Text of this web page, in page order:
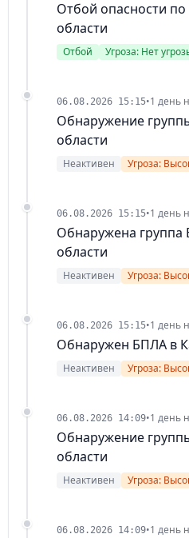
Отбой опасности
области
Отбой Угроза: Нет
06.08.2026 15:15•1 день
Обнаружение
области
Неактивен Угроза:
06.08.2026 15:15•1 день
Обнаружена группа
области
Неактивен Угроза:
06.08.2026 15:15•1 день
Обнаружен БПЛА в
Неактивен Угроза:
06.08.2026 14:09•1 день
Обнаружение
области
Неактивен Угроза:
06.08.2026 14:09•1 день